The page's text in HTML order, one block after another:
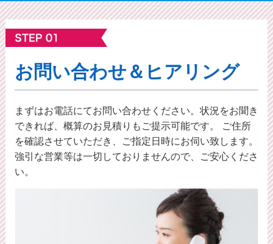
お問い合わせ＆ヒアリング
まずはお電話にてお問い合わせください。状況をお聞き
できれば、概算のお⾒積りもご提⽰可能です。 ご住所
を確認させていただき、ご指定日時にお伺い致します。
強引な営業等は一切しておりませんので、ご安心くださ
い。